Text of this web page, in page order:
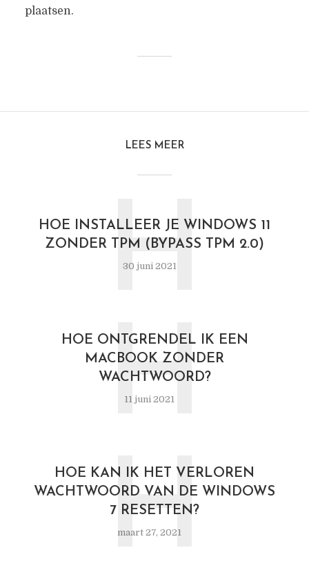
plaatsen.
LEES MEER
HOE INSTALLEER JE WINDOWS 11
ZONDER TPM (BYPASS TPM 2.0)
30 juni 2021
H
HOE ONTGRENDEL IK EEN
MACBOOK ZONDER
WACHTWOORD?
11 juni 2021
H
HOE KAN IK HET VERLOREN
WACHTWOORD VAN DE WINDOWS
7 RESETTEN?
maart 27, 2021
H